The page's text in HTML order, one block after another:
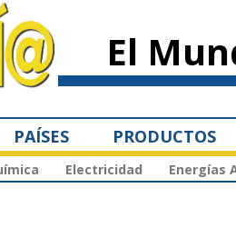
El
PAÍSES PRODUCTOS
Electricidad Energías